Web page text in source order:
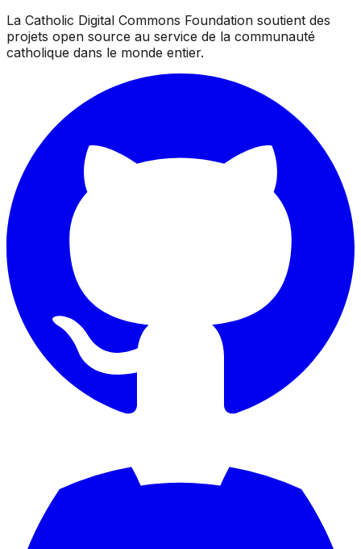
La Catholic Digital Commons Foundation soutient des
projets open source au service de la communauté
catholique dans le monde entier.